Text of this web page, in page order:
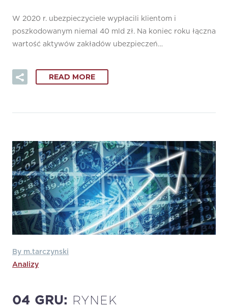
W 2020 r. ubezpieczyciele wypłacili klientom i
poszkodowanym niemal 40 mld zł. Na koniec roku łączna
wartość aktywów zakładów ubezpieczeń…
READ MORE
By m.tarczynski
Analizy
04 GRU: RYNEK